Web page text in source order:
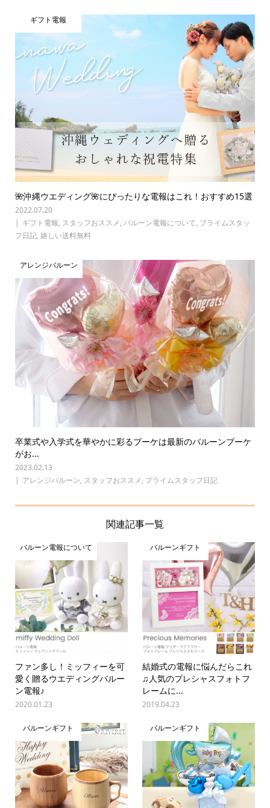
ギフト電報
🌺沖縄ウエディング🌺にぴったりな電報はこれ！おすすめ15選
2022.07.20
ギフト電報, スタッフおススメ, バルーン電報について, プライムスタッ
フ日記, 嬉しい送料無料
アレンジバルーン
卒業式や入学式を華やかに彩るブーケは最新のバルーンブーケ
がお...
2023.02.13
アレンジバルーン, スタッフおススメ, プライムスタッフ日記
関連記事一覧
バルーン電報について
ファン多し！ミッフィーを可
愛く贈るウエディングバルー
ン電報♪
2020.01.23
バルーンギフト
結婚式の電報に悩んだらこれ
♫人気のプレシャスフォトフ
レームに...
2019.04.23
バルーンギフト バルーンギフト